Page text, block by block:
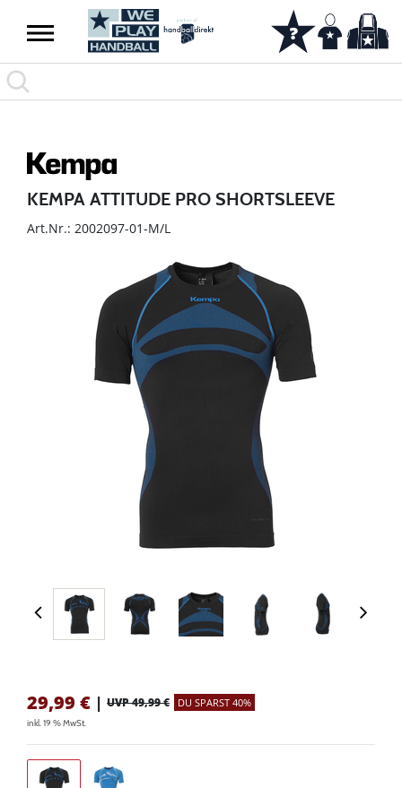
KEMPA ATTITUDE PRO SHORTSLEEVE
Art.Nr.: 2002097-01-M/L
29,99 € | UVP 49,99 € DU SPARST 40%
inkl. 19 % MwSt.